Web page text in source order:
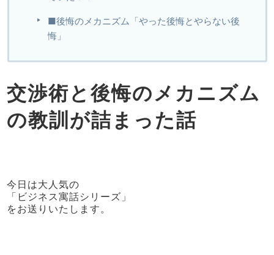
■後悔のメカニズム「やった後悔とやらない後
悔」
交渉術と後悔のメカニズム
の教訓が詰まった話
今日は大人気の
「ビジネス寓話シリーズ」
をお送りいたします。